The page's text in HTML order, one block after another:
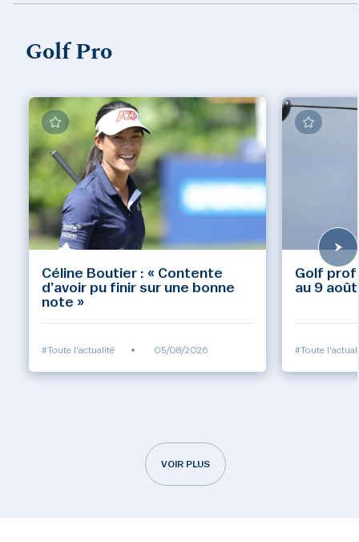
Golf Pro
Céline Boutier : « Contente
d’avoir pu finir sur une bonne
note »
#Toute l'actualité • 05/08/2026
Golf
au 9 août
#Toute
VOIR PLUS